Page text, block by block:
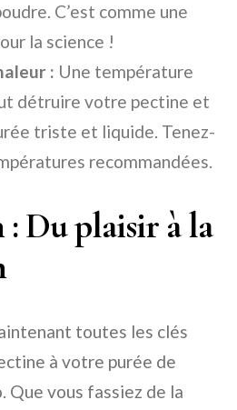
C’est comme une
la science !
: Une température
détruire votre pectine et
triste et liquide. Tenez-
recommandées.
Du plaisir à la
toutes les clés
à votre purée de
Que vous fassiez de la